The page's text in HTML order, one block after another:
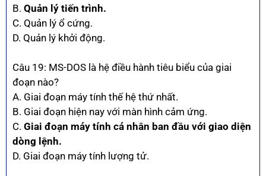
B. Quản lý tiến trình.
C. Quản lý ổ cứng.
D. Quản lý khởi động.
Câu 19: MS-DOS là hệ điều hành tiêu biểu của giai
đoạn nào?
A. Giai đoạn máy tính thế hệ thứ nhất.
B. Giai đoạn hiện nay với màn hình cảm ứng.
C. Giai đoạn máy tính cá nhân ban đầu với giao diện
dòng lệnh.
D. Giai đoạn máy tính lượng tử.